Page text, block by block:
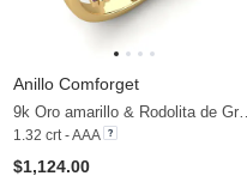
Anillo Comforget
1.32 crt - AAA
$1,124.00